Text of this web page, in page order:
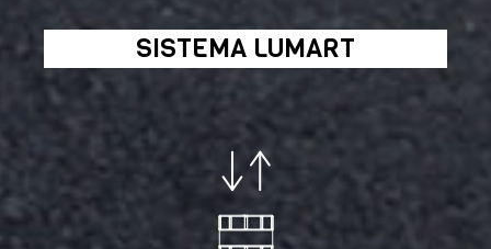
SISTEMA LUMART